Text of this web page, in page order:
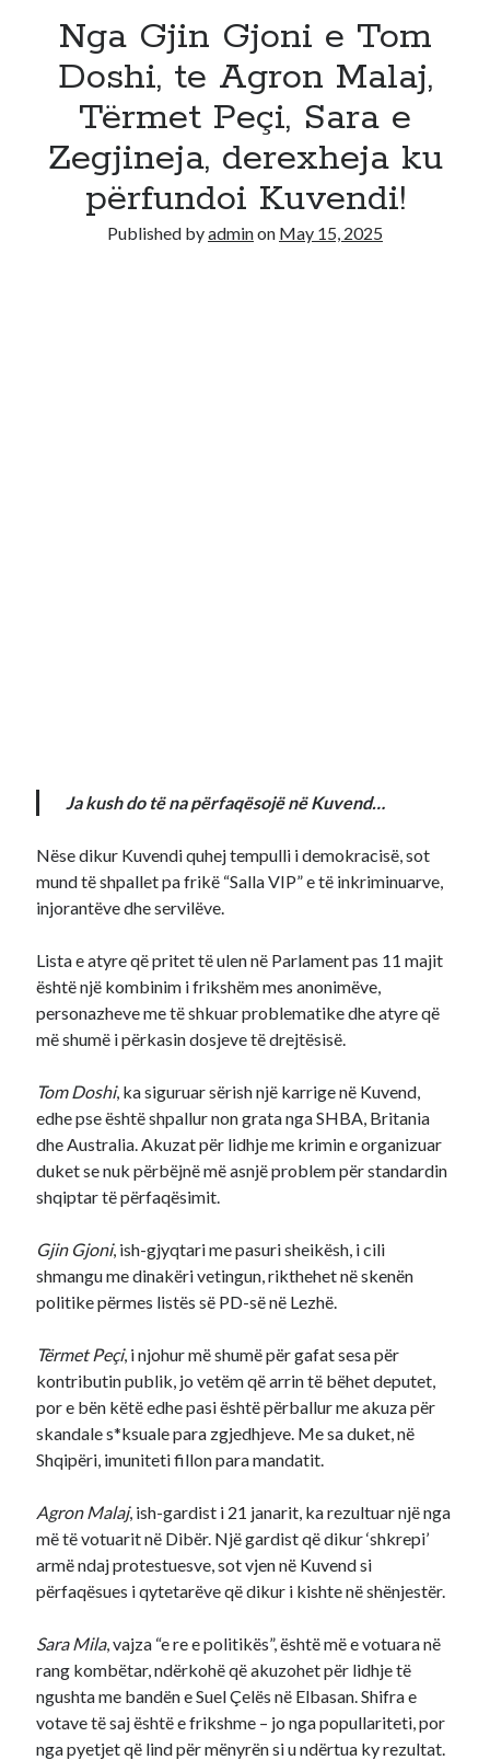
Nga Gjin Gjoni e Tom
Doshi, te Agron Malaj,
Tërmet Peçi, Sara e
Zegjineja, derexheja ku
përfundoi Kuvendi!
Published byadminon May 15, 2025
Ja kush do të na përfaqësojë në Kuvend…
Nëse dikur Kuvendi quhej tempulli i demokracisë, sot
mund të shpallet pa frikë “Salla VIP” e të inkriminuarve,
injorantëve dhe servilëve.
Lista e atyre që pritet të ulen në Parlament pas 11 majit
është një kombinim i frikshëm mes anonimëve,
personazheve me të shkuar problematike dhe atyre që
më shumë i përkasin dosjeve të drejtësisë.
Tom Doshi, ka siguruar sërish një karrige në Kuvend,
edhe pse është shpallur non grata nga SHBA, Britania
dhe Australia. Akuzat për lidhje me krimin e organizuar
duket se nuk përbëjnë më asnjë problem për standardin
shqiptar të përfaqësimit.
Gjin Gjoni, ish-gjyqtari me pasuri sheikësh, i cili
shmangu me dinakëri vetingun, rikthehet në skenën
politike përmes listës së PD-së në Lezhë.
Tërmet Peçi, i njohur më shumë për gafat sesa për
kontributin publik, jo vetëm që arrin të bëhet deputet,
por e bën këtë edhe pasi është përballur me akuza për
skandale s*ksuale para zgjedhjeve. Me sa duket, në
Shqipëri, imuniteti fillon para mandatit.
Agron Malaj, ish-gardist i 21 janarit, ka rezultuar një nga
më të votuarit në Dibër. Një gardist që dikur ‘shkrepi’
armë ndaj protestuesve, sot vjen në Kuvend si
përfaqësues i qytetarëve që dikur i kishte në shënjestër.
Sara Mila, vajza “e re e politikës”, është më e votuara në
rang kombëtar, ndërkohë që akuzohet për lidhje të
ngushta me bandën e Suel Çelës në Elbasan. Shifra e
votave të saj është e frikshme – jo nga popullariteti, por
nga pyetjet që lind për mënyrën si u ndërtua ky rezultat.